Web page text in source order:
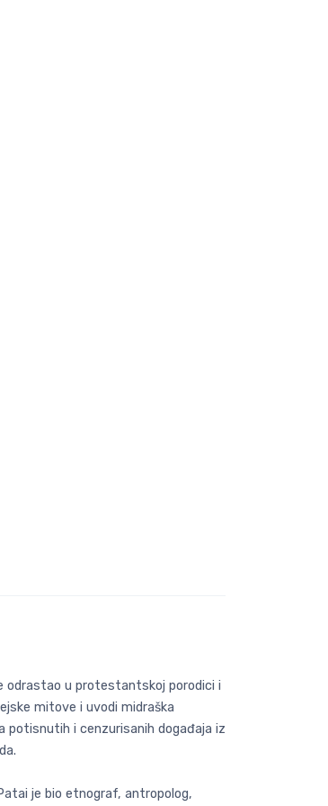
odrastao u protestantskoj porodici i
mitove i uvodi midraška
potisnutih i cenzurisanih događaja iz
je bio etnograf, antropolog,